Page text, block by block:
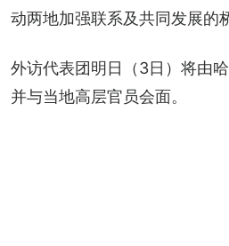
动两地加强联系及共同发展的
外访代表团明日（3日）将由
并与当地高层官员会面。